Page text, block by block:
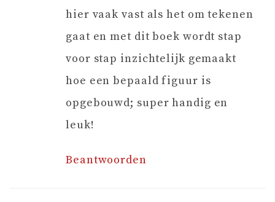
hier vaak vast als het om tekenen
gaat en met dit boek wordt stap
voor stap inzichtelijk gemaakt
hoe een bepaald figuur is
opgebouwd; super handig en
leuk!
Beantwoorden